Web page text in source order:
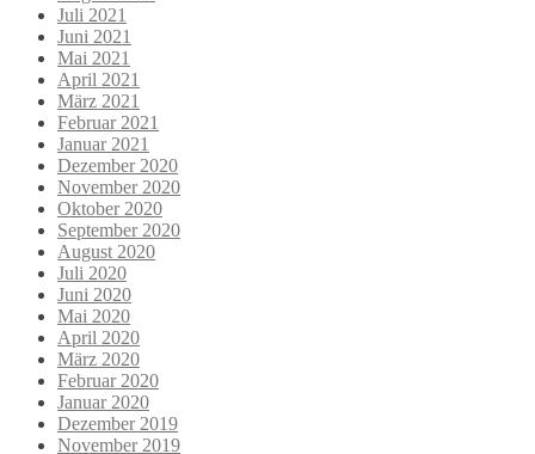
Juli 2021
Juni 2021
Mai 2021
April 2021
März 2021
Februar 2021
Januar 2021
Dezember 2020
November 2020
Oktober 2020
September 2020
August 2020
Juli 2020
Juni 2020
Mai 2020
April 2020
März 2020
Februar 2020
Januar 2020
Dezember 2019
November 2019